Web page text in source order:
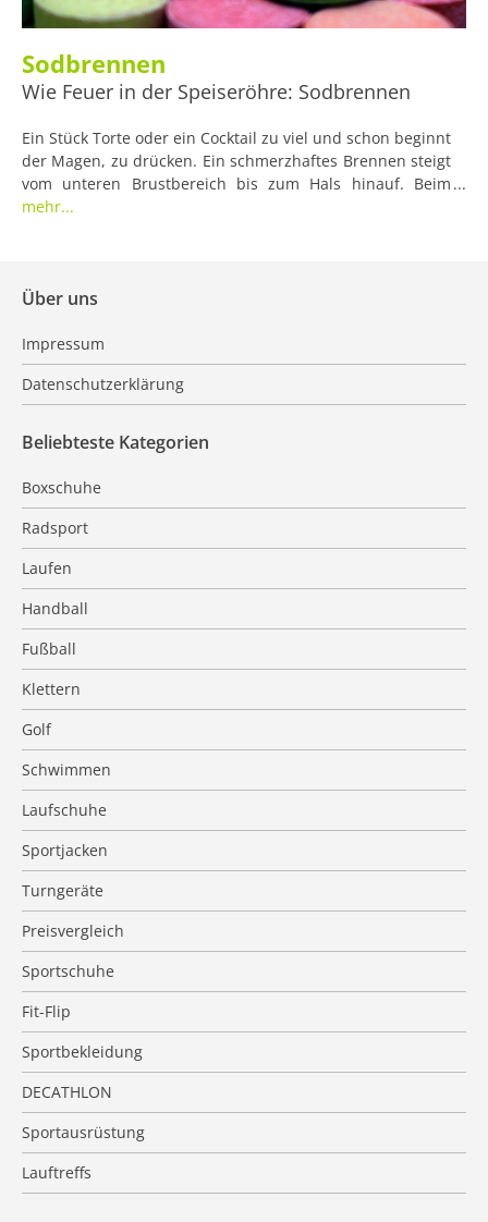
Sodbrennen
Wie Feuer in der Speiseröhre: Sodbrennen
Ein Stück Torte oder ein Cocktail zu viel und schon beginnt
der Magen, zu drücken. Ein schmerzhaftes Brennen steigt
vom unteren Brustbereich bis zum Hals hinauf. Beim
Hinunterbeugen kommen etwas Säure und manchmal
mehr...
Über uns
Impressum
Datenschutzerklärung
Beliebteste Kategorien
Boxschuhe
Radsport
Laufen
Handball
Fußball
Klettern
Golf
Schwimmen
Laufschuhe
Sportjacken
Turngeräte
Preisvergleich
Sportschuhe
Fit-Flip
Sportbekleidung
DECATHLON
Sportausrüstung
Lauftreffs